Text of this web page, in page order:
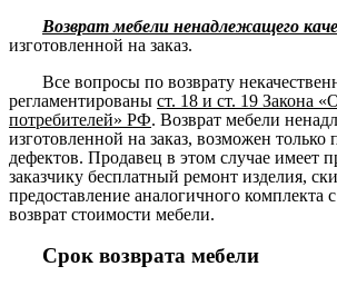
Возврат мебели ненадлежащего
изготовленной на заказ.
Все вопросы по возврату
регламентированы ст. 18 и ст. 19 Закона
потребителей» РФ. Возврат мебели
изготовленной на заказ, возможен только
дефектов. Продавец в этом случае имеет
заказчику бесплатный ремонт изделия,
предоставление аналогичного комплекта
возврат стоимости мебели.
Срок возврата мебели